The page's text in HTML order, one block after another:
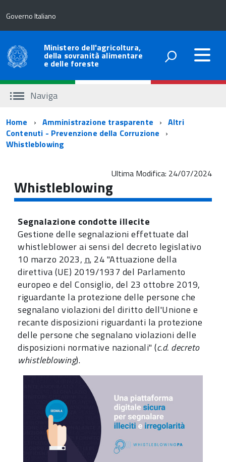
Governo Italiano
Ministero dell'agricoltura,
della sovranità alimentare
e delle foreste
Naviga
Percorso
di
Home Amministrazione trasparente
Altri
Contenuti - Prevenzione della Corruzione
Whistleblowing
Ultima Modifica: 24/07/2024
Whistleblowing
Segnalazione condotte illecite
Gestione delle segnalazioni effettuate dal
whistleblower ai sensi del decreto legislativo
10 marzo 2023,n. 24 "Attuazione della
direttiva (UE) 2019/1937 del Parlamento
europeo e del Consiglio, del 23 ottobre 2019,
riguardante la protezione delle persone che
segnalano violazioni del diritto dell'Unione e
recante disposizioni riguardanti la protezione
delle persone che segnalano violazioni delle
disposizioni normative nazionali" (c.d. decreto
whistleblowing).